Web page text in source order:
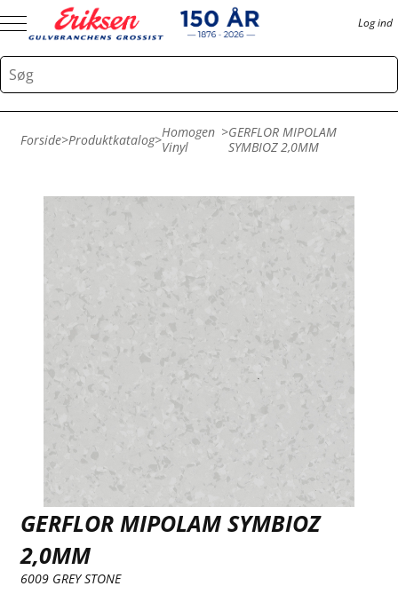
Log ind
Forside>Produktkatalog>Homogen
Vinyl
>GERFLOR MIPOLAM
SYMBIOZ 2,0MM
GERFLOR MIPOLAM SYMBIOZ
2,0MM
6009 GREY STONE